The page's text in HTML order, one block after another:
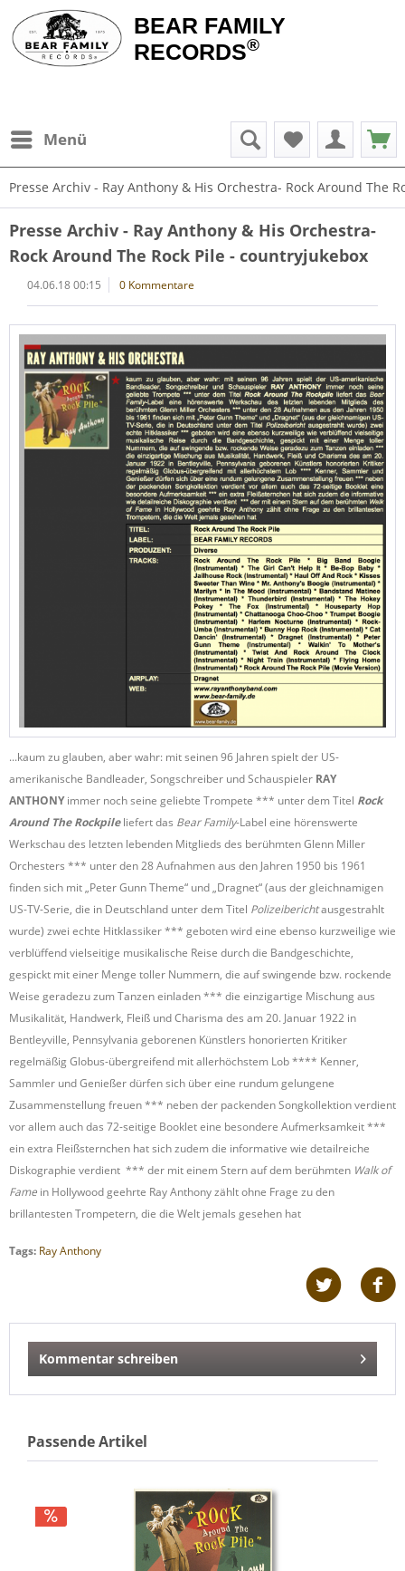
BEAR FAMILY
RECORDS®
Menü
Presse Archiv - Ray Anthony & His Orchestra- Rock Around The
Presse Archiv - Ray Anthony & His Orchestra-
Rock Around The Rock Pile - countryjukebox
04.06.18 00:15 0 Kommentare
...kaum zu glauben, aber wahr: mit seinen 96 Jahren spielt der US-
amerikanische Bandleader, Songschreiber und Schauspieler RAY
ANTHONYimmer noch seine geliebte Trompete *** unter dem Titel Rock
Around The Rockpileliefert das Bear Family-Label eine hörenswerte
Werkschau des letzten lebenden Mitglieds des berühmten Glenn Miller
Orchesters *** unter den 28 Aufnahmen aus den Jahren 1950 bis 1961
finden sich mit „Peter Gunn Theme“ und „Dragnet“ (aus der gleichnamigen
US-TV-Serie, die in Deutschland unter dem Titel Polizeiberichtausgestrahlt
wurde) zwei echte Hitklassiker *** geboten wird eine ebenso kurzweilige wie
verblüffend vielseitige musikalische Reise durch die Bandgeschichte,
gespickt mit einer Menge toller Nummern, die auf swingende bzw. rockende
Weise geradezu zum Tanzen einladen *** die einzigartige Mischung aus
Musikalität, Handwerk, Fleiß und Charisma des am 20. Januar 1922 in
Bentleyville, Pennsylvania geborenen Künstlers honorierten Kritiker
regelmäßig Globus-übergreifend mit allerhöchstem Lob **** Kenner,
Sammler und Genießer dürfen sich über eine rundum gelungene
Zusammenstellung freuen *** neben der packenden Songkollektion verdient
vor allem auch das 72-seitige Booklet eine besondere Aufmerksamkeit ***
ein extra Fleißsternchen hat sich zudem die informative wie detailreiche
Diskographie verdient *** der mit einem Stern auf dem berühmten Walk of
Fame in Hollywood geehrte Ray Anthony zählt ohne Frage zu den
brillantesten Trompetern, die die Welt jemals gesehen hat
Tags: Ray Anthony
Kommentar schreiben
Passende Artikel